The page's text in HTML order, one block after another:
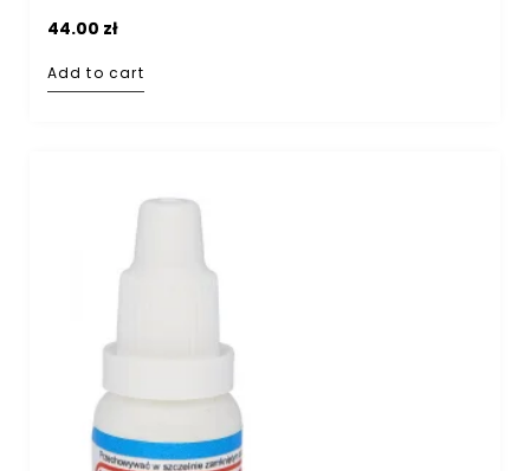
44.00 zł
Add to cart